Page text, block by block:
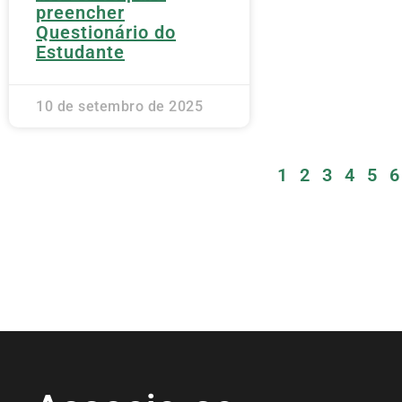
preencher
Questionário do
Estudante
10 de setembro de 2025
1 2 3 4 5 6